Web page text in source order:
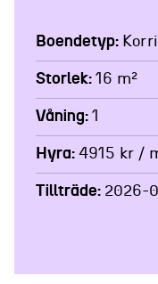
Boendetyp
Storlek 16 m²
Våning 1
Hyra 4915 kr /
Tillträde 2026-